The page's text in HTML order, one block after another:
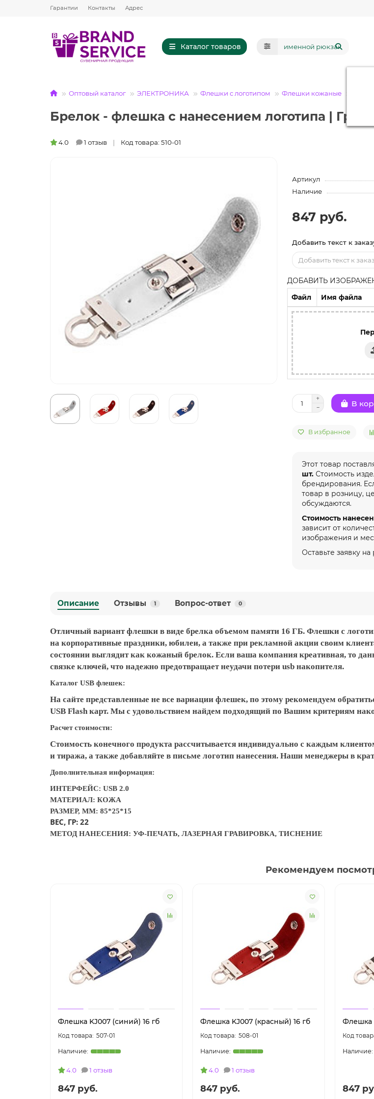
Гарантии Контакты Адрес
Каталог товаров
Оптовый каталог ЭЛЕКТРОНИКА Флешки с логотипом Флешки кожаные
Брелок - флешка с нанесением логотипа |
4.0 1 отзыв Код товара: 510-01
Артикул
Наличие
847 руб.
Добавить текст к
ДОБАВИТЬ
Файл
Имя файла
В
В избранное
Этот товар
шт. Стоимость
брендирования.
товар в розницу,
обсуждаются.
Стоимость
зависит от
изображения и
Оставьте заявку
Описание Отзывы 1 Вопрос-ответ 0
Отличный вариант флешки в виде брелка объемом памяти 16 ГБ. Флешки с
на корпоративные праздники, юбилеи, а также при рекламной акции своим
состоянии выглядит как кожаный брелок. Если ваша компания креативная, то
связке ключей, что надежно предотвращает неудачи потери usb накопителя.
Каталог USB флешек:
На сайте представленные не все вариации флешек, по этому рекомендуем
USB Flash карт. Мы с удовольствием найдем подходящий по Вашим критериям
Расчет стоимости:
Стоимость конечного продукта рассчитывается индивидуально с каждым
и тиража, а также добавляйте в письме логотип нанесения. Наши менеджеры в
Дополнительная информация:
ИНТЕРФЕЙС: USB 2.0
МАТЕРИАЛ: КОЖА
РАЗМЕР, ММ: 85*25*15
ВЕС, ГР: 22
МЕТОД НАНЕСЕНИЯ: УФ-ПЕЧАТЬ, ЛАЗЕРНАЯ ГРАВИРОВКА, ТИСНЕНИЕ
Рекомендуем
Флешка KJ007 (синий) 16 гб
507-01
4.0 1 отзыв
847 руб.
Флешка KJ007 (красный) 16 гб
508-01
4.0 1 отзыв
847 руб.
Флешка
847